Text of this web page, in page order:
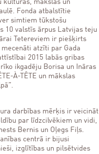
kultūras, mākslas un
Fonda atbalstītie
simtiem tūkstošu
10 valstīs ārpus Latvijas teju
Tetereviem ir piešķirts
atzīti par Gada
2015 labās gribas
ikgadēju Borisa un Ināras
À-TÊTE un mākslas
darbības mērķis ir veicināt
par līdzcilvēkiem un vidi,
Bernis un Oļegs Fiļs.
centrā ir bijusi
izglītības un pilsētvides